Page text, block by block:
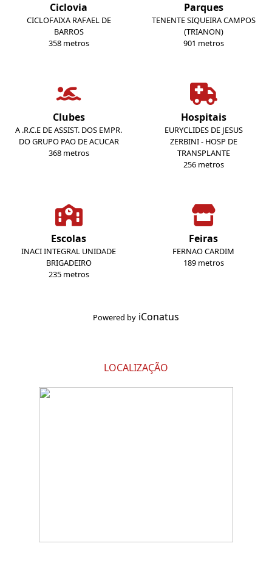
Ciclovia
CICLOFAIXA RAFAEL DE
BARROS
358 metros
Parques
TENENTE SIQUEIRA CAMPOS
(TRIANON)
901 metros
Clubes
A .R.C.E DE ASSIST. DOS EMPR.
DO GRUPO PAO DE ACUCAR
368 metros
Hospitais
EURYCLIDES DE JESUS
ZERBINI - HOSP DE
TRANSPLANTE
256 metros
Escolas
INACI INTEGRAL UNIDADE
BRIGADEIRO
235 metros
Feiras
FERNAO CARDIM
189 metros
Powered by iConatus
LOCALIZAÇÃO